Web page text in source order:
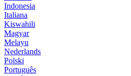
Indonesia
Italiana
Kiswahili
Magyar
Melayu
Nederlands
Polski
Português